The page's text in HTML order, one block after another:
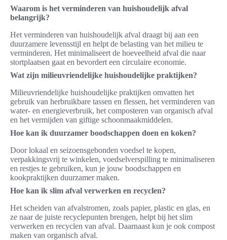
Waarom is het verminderen van huishoudelijk afval
belangrijk?
Het verminderen van huishoudelijk afval draagt bij aan een
duurzamere levensstijl en helpt de belasting van het milieu te
verminderen. Het minimaliseert de hoeveelheid afval die naar
stortplaatsen gaat en bevordert een circulaire economie.
Wat zijn milieuvriendelijke huishoudelijke praktijken?
Milieuvriendelijke huishoudelijke praktijken omvatten het
gebruik van herbruikbare tassen en flessen, het verminderen van
water- en energieverbruik, het composteren van organisch afval
en het vermijden van giftige schoonmaakmiddelen.
Hoe kan ik duurzamer boodschappen doen en koken?
Door lokaal en seizoensgebonden voedsel te kopen,
verpakkingsvrij te winkelen, voedselverspilling te minimaliseren
en restjes te gebruiken, kun je jouw boodschappen en
kookpraktijken duurzamer maken.
Hoe kan ik slim afval verwerken en recyclen?
Het scheiden van afvalstromen, zoals papier, plastic en glas, en
ze naar de juiste recyclepunten brengen, helpt bij het slim
verwerken en recyclen van afval. Daarnaast kun je ook compost
maken van organisch afval.